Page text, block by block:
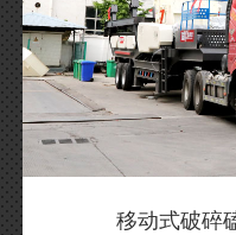
移动式破碎